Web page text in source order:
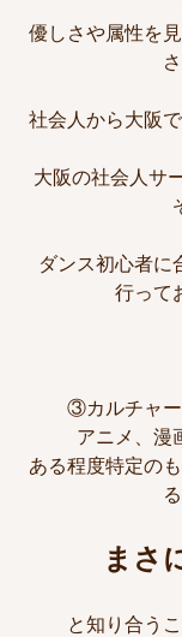
優しさや属性を
社会人から大阪
大阪の社会人サ
ダンス初心者に
行って
③カルチャ
アニメ、漫
ある程度特定の
まさ
と知り合う